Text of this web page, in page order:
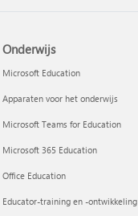
Onderwijs
Microsoft Education
Apparaten voor het onderwijs
Microsoft Teams for Education
Microsoft 365 Education
Office Education
Educator-training en -ontwikkeling